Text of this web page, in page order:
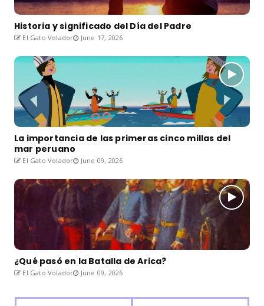
Historia y significado del Día del Padre
El Gato Volador June 17, 2026
La importancia de las primeras cinco millas del
mar peruano
El Gato Volador June 09, 2026
¿Qué pasó en la Batalla de Arica?
El Gato Volador June 09, 2026